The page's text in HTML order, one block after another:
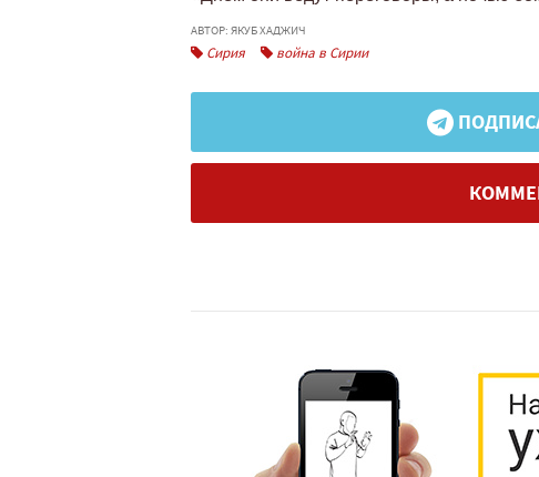
АВТОР: ЯКУБ ХАДЖИЧ
Сирия война в Сирии